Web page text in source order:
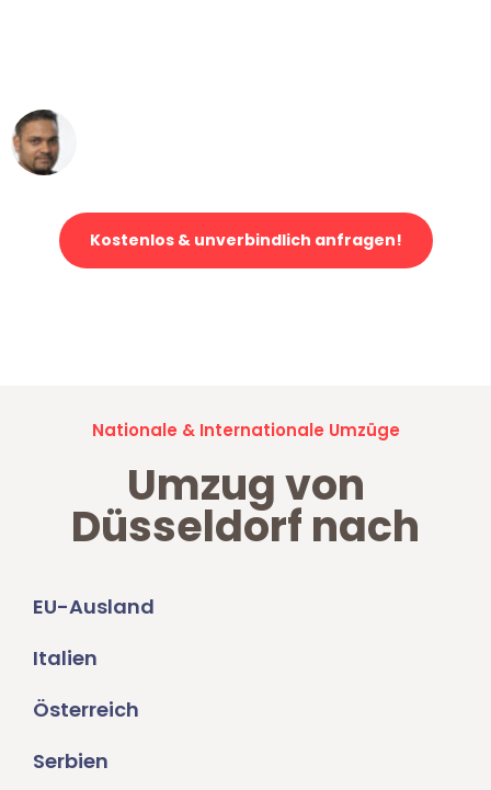
Kostenlos & unverbindlich anfragen!
Nationale & Internationale Umzüge
Umzug von
Düsseldorf nach
EU-Ausland
Italien
Österreich
Serbien